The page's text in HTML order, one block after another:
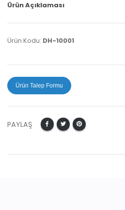
Ürün Açıklaması
Ürün Kodu: DH-10001
Ürün Talep Formu
PAYLAŞ